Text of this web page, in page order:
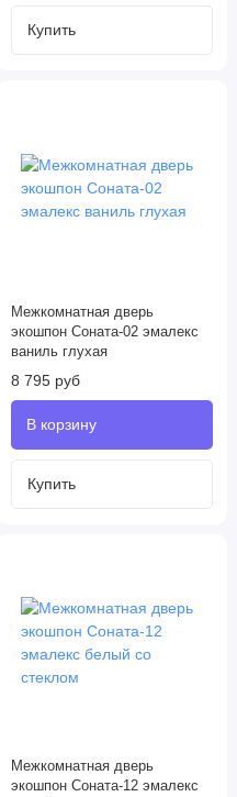
Межкомнатная дверь
экошпон Соната-02 эмалекс
ваниль глухая
8 795 руб
Межкомнатная дверь
экошпон Соната-12 эмалекс